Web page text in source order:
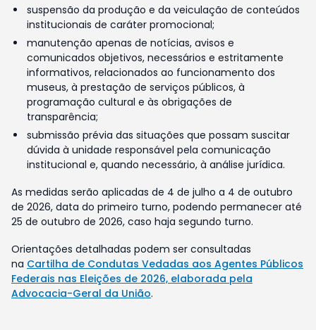
suspensão da produção e da veiculação de conteúdos
institucionais de caráter promocional;
manutenção apenas de notícias, avisos e
comunicados objetivos, necessários e estritamente
informativos, relacionados ao funcionamento dos
museus, à prestação de serviços públicos, à
programação cultural e às obrigações de
transparência;
submissão prévia das situações que possam suscitar
dúvida à unidade responsável pela comunicação
institucional e, quando necessário, à análise jurídica.
As medidas serão aplicadas de 4 de julho a 4 de outubro
de 2026, data do primeiro turno, podendo permanecer até
25 de outubro de 2026, caso haja segundo turno.
Orientações detalhadas podem ser consultadas
na Cartilha de Condutas Vedadas aos Agentes Públicos
Federais nas Eleições de 2026, elaborada pela
Advocacia-Geral da União.